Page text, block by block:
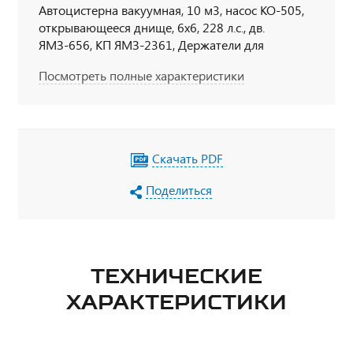
Автоцистерна вакуумная, 10 м3, насос КО-505,
открывающееся днище, 6х6, 228 л.с., дв.
ЯМЗ-656, КП ЯМЗ-2361, Держатели для
под ADR, кнопки отключения массы в кабине по
Посмотреть полные характеристики
Скачать PDF
Поделиться
ТЕХНИЧЕСКИЕ
ХАРАКТЕРИСТИКИ